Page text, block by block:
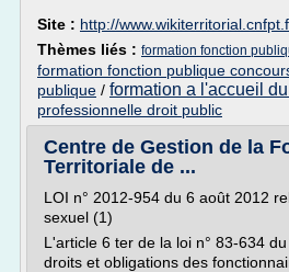
Site : http://
Thèmes liés : formation fonction
formation fonction publique
publique / formation a l'accueil
professionnelle droit public
Centre de Gestion de la
Territoriale de ...
LOI n° 2012-954 du 6 août 2012
sexuel (1)
L'article 6 ter de la loi n° 83-634
droits et obligations des